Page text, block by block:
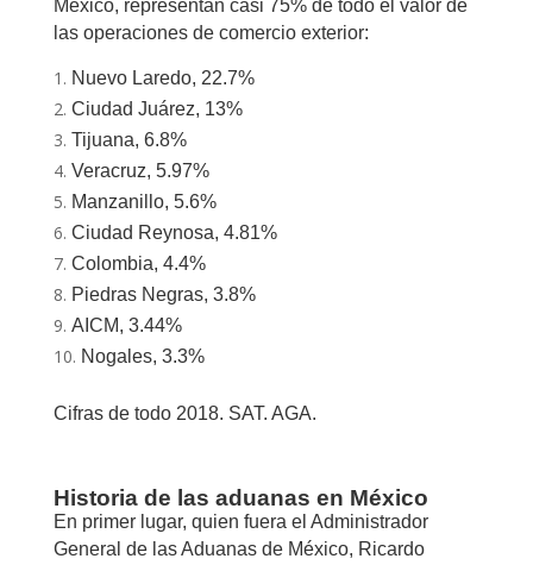
México, representan casi 75% de todo el valor de
las operaciones de comercio exterior:
Nuevo Laredo, 22.7%
Ciudad Juárez, 13%
Tijuana, 6.8%
Veracruz, 5.97%
Manzanillo, 5.6%
Ciudad Reynosa, 4.81%
Colombia, 4.4%
Piedras Negras, 3.8%
AICM, 3.44%
Nogales, 3.3%
Cifras de todo 2018. SAT. AGA.
Historia de las aduanas en México
En primer lugar, quien fuera el Administrador
General de las Aduanas de México, Ricardo